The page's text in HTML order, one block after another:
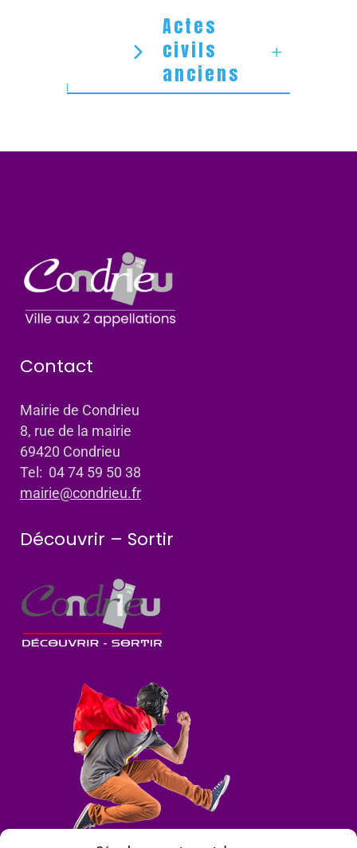
Actes
civils
anciens
Contact
Mairie de Condrieu
8, rue de la mairie
69420 Condrieu
Tel: 04 74 59 50 38
mairie@condrieu.fr
Découvrir – Sortir